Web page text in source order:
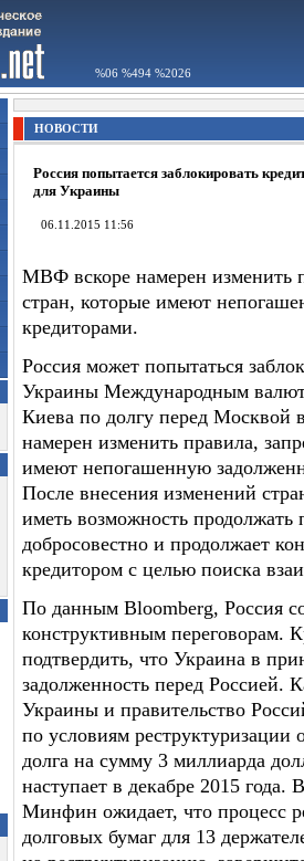
%06 %494 %2026
НОВОСТИ
Россия попытается заблокировать
для Украины
06.11.2015 11:56
МВФ вскоре намерен изменить
стран, которые имеют
кредиторами.
Россия может попытаться
Украины Международным
Киева по долгу перед Москвой
намерен изменить правила,
имеют непогашенную
После внесения изменений
иметь возможность
добросовестно и продолжает
кредитором с целью поиска
По данным Bloomberg, Россия
конструктивным переговорам.
подтвердить, что Украина в
задолженность перед Россией.
Украины и правительство
по условиям реструктуризации
долга на сумму 3 миллиарда
наступает в декабре 2015
Минфин ожидает, что процесс
долговых бумаг для 13